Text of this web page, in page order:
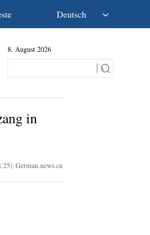
Deutsch
Français
8. August 2026
in
| German.news.cn